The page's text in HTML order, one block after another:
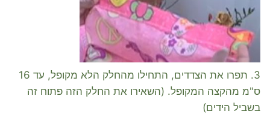
3. תפרו את הצדדים, התחילו מהחלק הלא מקופל, עד 16
ס"מ מהקצה המקופל. (השאירו את החלק הזה פתוח זה
בשביל הידים)